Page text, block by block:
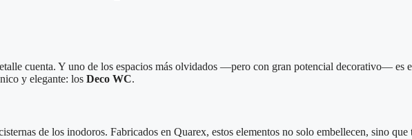
cuenta. Y uno de los espacios más olvidados —pero con gran potencial decorativo— es
y elegante: los Deco WC.
de los inodoros. Fabricados en Quarex, estos elementos no solo embellecen, sino